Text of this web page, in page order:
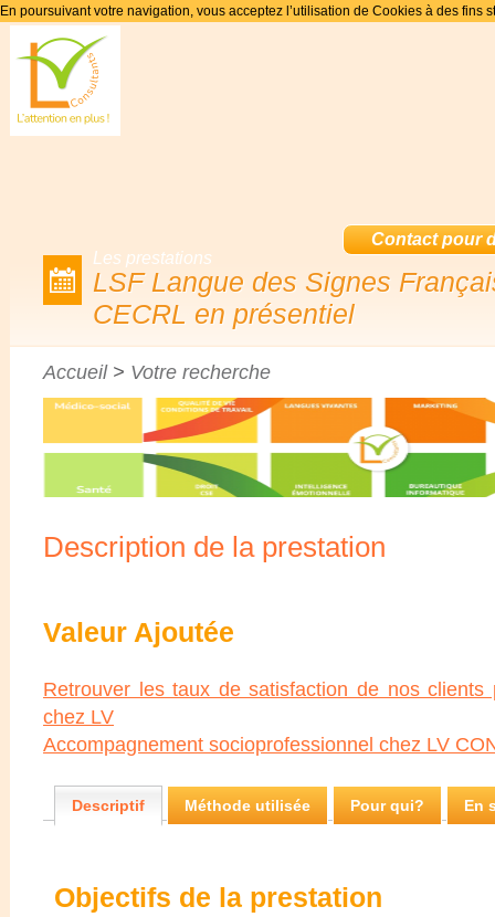
En poursuivant votre navigation, vous acceptez l’utilisation de Cookies à des fins
Contact pour
Les prestations
LSF Langue des Signes
CECRL en présentiel
Accueil> Votre recherche
Description de la prestation
Valeur Ajoutée
Retrouver les taux de satisfaction de nos clients
chez LV
Accompagnement socioprofessionnel chez LV
Descriptif Méthode utilisée Pour qui? En
Objectifs de la prestation